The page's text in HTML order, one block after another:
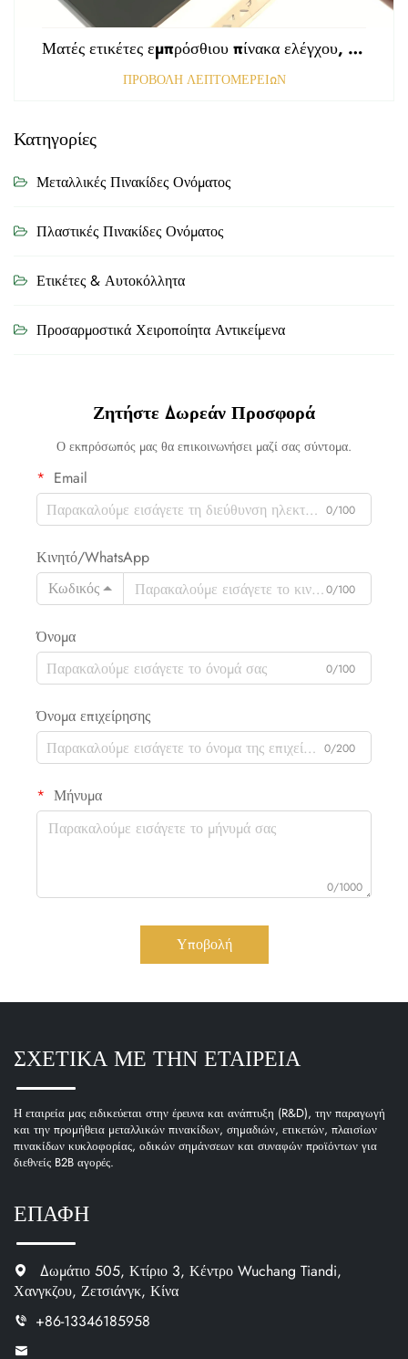
Ματές ετικέτες εμπρόσθιου πίνακα ελέγχου, τρυπημένες με αμαυρωμένη επιφάνεια, πάχους 0,25 mm, ετικέτες από πολυκαρβονικό ή PVC
ΠΡΟΒΟΛΗ ΛΕΠΤΟΜΕΡΕΙΩΝ
Κατηγορίες
Μεταλλικές Πινακίδες Ονόματος
Πλαστικές Πινακίδες Ονόματος
Ετικέτες & Αυτοκόλλητα
Προσαρμοστικά Χειροποίητα Αντικείμενα
Ζητήστε Δωρεάν Προσφορά
Ο εκπρόσωπός μας θα επικοινωνήσει μαζί σας σύντομα.
Email
0/100
Κινητό/WhatsApp
Κωδικός
0/100
Όνομα
0/100
Όνομα επιχείρησης
0/200
Μήνυμα
0/1000
Υποβολή
ΣΧΕΤΙΚΑ ΜΕ ΤΗΝ ΕΤΑΙΡΕΙΑ
Η εταιρεία μας ειδικεύεται στην έρευνα και ανάπτυξη (R&D), την παραγωγή
και την προμήθεια μεταλλικών πινακίδων, σημαδιών, ετικετών, πλαισίων
πινακίδων κυκλοφορίας, οδικών σημάνσεων και συναφών προϊόντων για
διεθνείς B2B αγορές.
ΕΠΑΦΗ
Δωμάτιο 505, Κτίριο 3, Κέντρο Wuchang Tiandi,
Χανγκζου, Ζετσιάνγκ, Κίνα
+86-13346185958